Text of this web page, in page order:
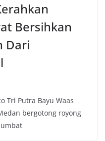
Bersihkan
Dari
Tri Putra Bayu Waas
bergotong royong